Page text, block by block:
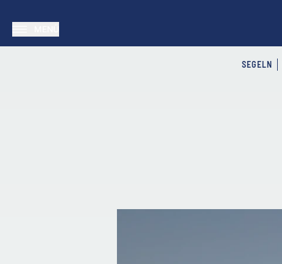
SEGELN